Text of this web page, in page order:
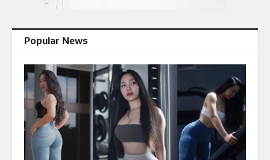
Popular News